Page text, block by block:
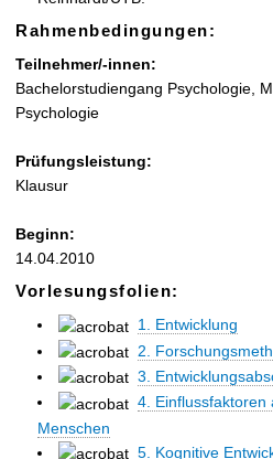
Rahmenbedingungen:
Teilnehmer/-innen:
Bachelorstudiengang Psychologie,
Psychologie
Prüfungsleistung:
Klausur
Beginn:
14.04.2010
Vorlesungsfolien:
1. Entwicklung
2.
3.
4. Einflussfaktoren
Menschen
5. Kognitive